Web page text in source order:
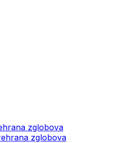
zglobova
zglobova